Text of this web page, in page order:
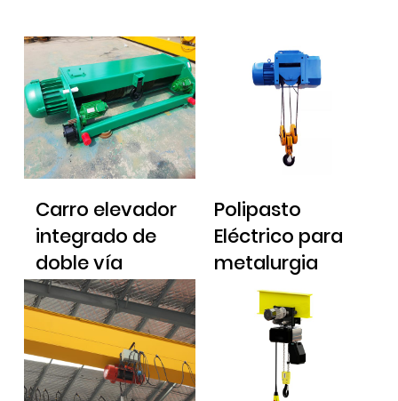
Carro elevador
integrado de
doble vía
Polipasto
Eléctrico para
metalurgia